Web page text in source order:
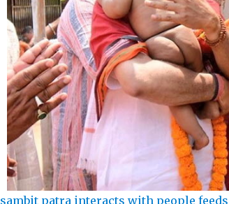
sambit patra interacts with people